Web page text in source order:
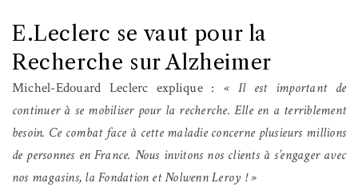
E.Leclerc se vaut pour la
Recherche sur Alzheimer
Michel-Edouard Leclerc explique : « Il est important de
continuer à se mobiliser pour la recherche. Elle en a terriblement
besoin. Ce combat face à cette maladie concerne plusieurs millions
de personnes en France. Nous invitons nos clients à s’engager avec
nos magasins, la Fondation et Nolwenn Leroy ! »